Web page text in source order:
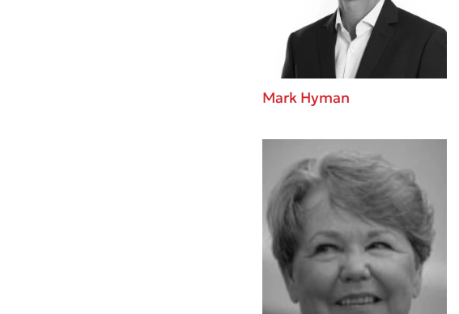
Mark Hyman